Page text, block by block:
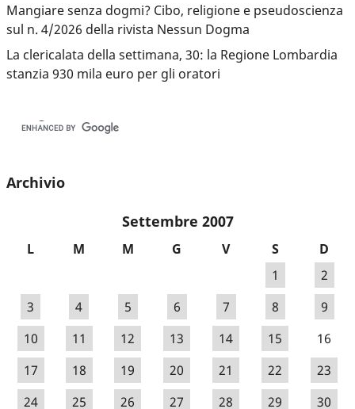
Mangiare senza dogmi? Cibo, religione e pseudoscienza
sul n. 4/2026 della rivista Nessun Dogma
La clericalata della settimana, 30: la Regione Lombardia
stanzia 930 mila euro per gli oratori
Archivio
Settembre 2007
L M M G V S
D
1
2
3
4 5 6 7 8
9
10
11 12 13 14 15
16
17
18 19 20 21 22
23
24
25 26 27 28 29 30